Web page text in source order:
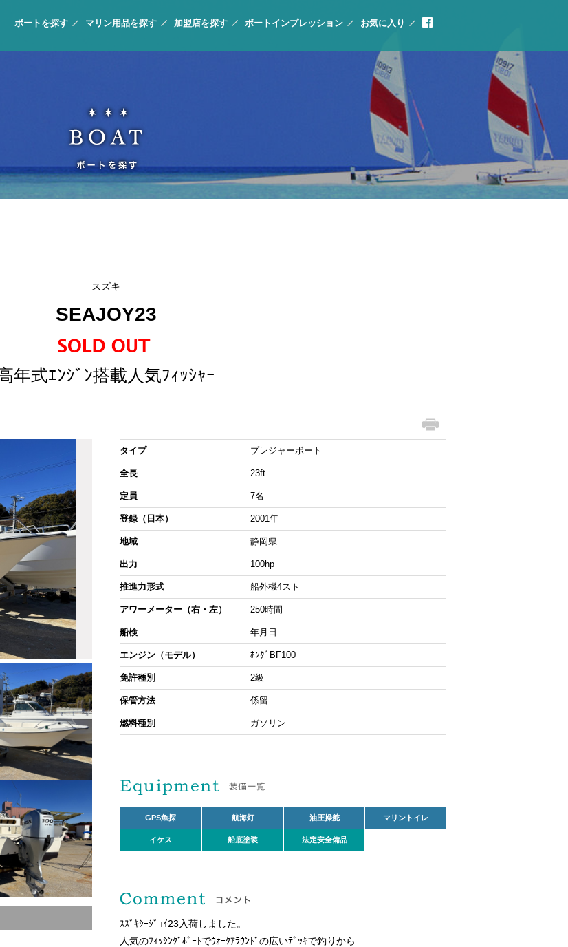
ボートを探す マリン用品を探す 加盟店を探す ボートインプレッション お気に入り
スズキ
SEAJOY23
年式ｴﾝｼﾞﾝ搭載人気ﾌｨｯｼｬｰ
タイプ プレジャーボート
全長 23ft
定員 7名
登録（日本） 2001年
地域 静岡県
出力 100hp
推進力形式 船外機4スト
アワーメーター（右・左） 250時間
船検 年月日
エンジン（モデル） ﾎﾝﾀﾞBF100
免許種別 2級
保管方法 係留
燃料種別 ガソリン
GPS魚探 航海灯 油圧操舵 マリントイレ
イケス 船底塗装 法定安全備品
ｽｽﾞｷｼｰｼﾞｮｲ23入荷しました。
人気のﾌｨｯｼﾝｸﾞﾎﾞｰﾄでｳｫｰｸｱﾗｳﾝﾄﾞの広いﾃﾞｯｷで釣りから